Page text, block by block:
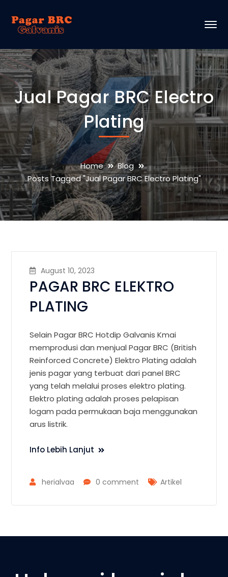
Jual Pagar BRC Electro
Plating
Home
Blog
Posts Tagged "Jual Pagar BRC Electro Plating"
August 10, 2023
PAGAR BRC ELEKTRO
PLATING
Selain Pagar BRC Hotdip Galvanis Kmai
memprodusi dan menjual Pagar BRC (British
Reinforced Concrete) Elektro Plating adalah
jenis pagar yang terbuat dari panel BRC
yang telah melalui proses elektro plating.
Elektro plating adalah proses pelapisan
logam pada permukaan baja menggunakan
arus listrik.
Info Lebih Lanjut
herialvaa 0 comment Artikel